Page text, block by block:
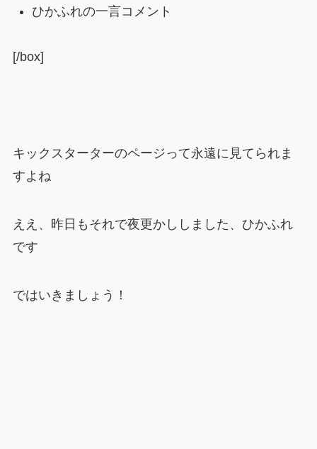
ひかふれの一言コメント
[/box]
キックスターターのページって永遠に見てられま
すよね
ええ、昨日もそれで夜更かししました、ひかふれ
です
ではいきましょう！